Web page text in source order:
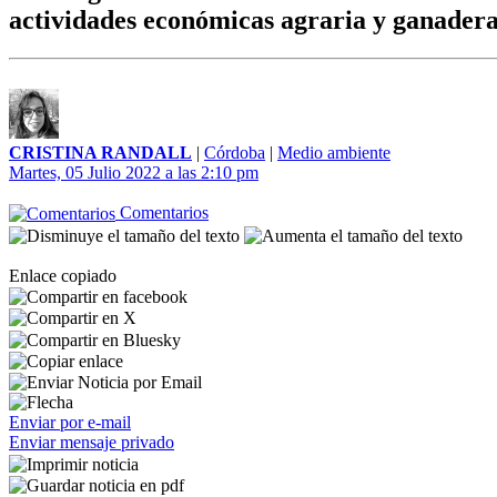
actividades económicas agraria y
CRISTINA RANDALL | Córdoba | Medio ambiente
Martes, 05 Julio 2022 a las 2:10 pm
Comentarios
Enlace copiado
Enviar por e-mail
Enviar mensaje privado